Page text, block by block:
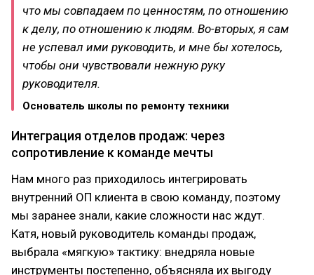
что мы совпадаем по ценностям, по отношению
к делу, по отношению к людям. Во-вторых, я сам
не успевал ими руководить, и мне бы хотелось,
чтобы они чувствовали нежную руку
руководителя.
Основатель школы по ремонту техники
Интеграция отделов продаж: через
сопротивление к команде мечты
Нам много раз приходилось интегрировать
внутренний ОП клиента в свою команду, поэтому
мы заранее знали, какие сложности нас ждут.
Катя, новый руководитель команды продаж,
выбрала «мягкую» тактику: внедряла новые
инструменты постепенно, объясняла их выгоду